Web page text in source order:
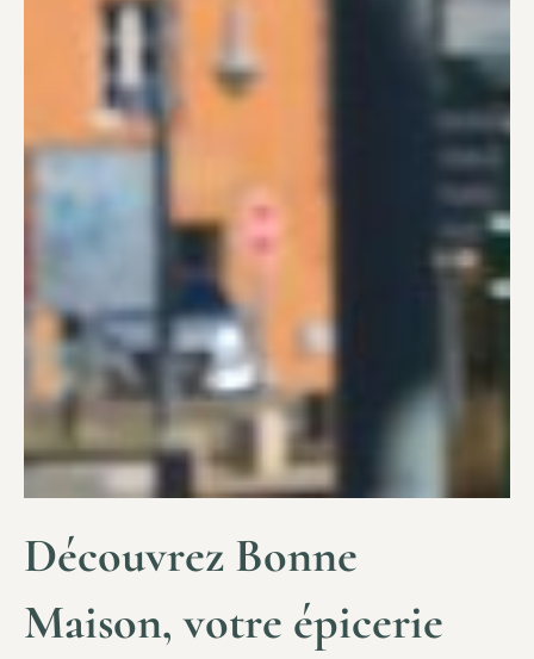
Découvrez Bonne
Maison, votre épicerie